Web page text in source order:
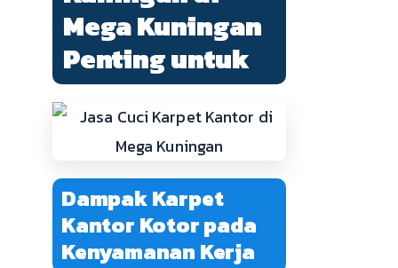
Mega Kuningan
Penting untuk
Dampak Karpet
Kantor Kotor pada
Kenyamanan Kerja